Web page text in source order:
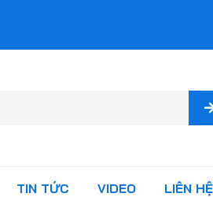
TIN TỨC VIDEO LIÊN HỆ